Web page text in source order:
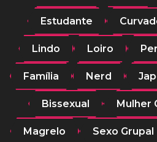
Estudante
Lindo Loiro
Família Nerd
Bissexual Mulher
Magrelo Sexo Grupal